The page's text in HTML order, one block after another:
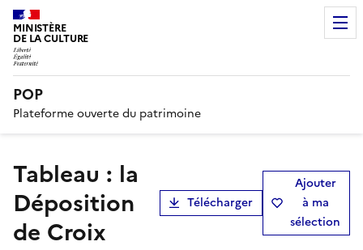
MINISTÈRE
DE LA CULTURE
POP
Plateforme ouverte du patrimoine
tableau : la
Déposition
de Croix
Télécharger
Ajouter
à ma
sélection